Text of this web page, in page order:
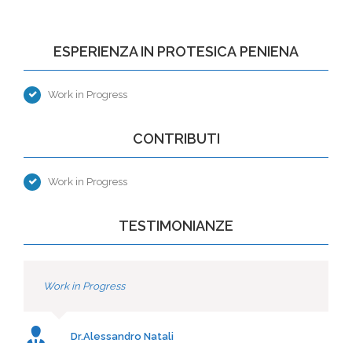
ESPERIENZA IN PROTESICA PENIENA
Work in Progress
CONTRIBUTI
Work in Progress
TESTIMONIANZE
Work in Progress
Dr.Alessandro Natali